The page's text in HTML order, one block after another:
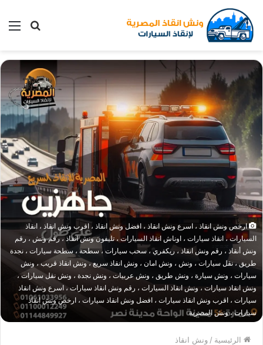
بحث
ارخص ونش انقاذ ، اسرع ونش انقاذ ، افضل ونش انقاذ ، اقرب ونش انقاذ ، انقاذ
السيارات ، انقاذ سيارات ، اوناش انقاذ السيارات ، تليفون ونش انقاذ ، رقم ونش ، رقم
ونش أنقاذ ، رقم ونش انقاذ ، ريكفري ، سحب سيارات ، سطحة ، سطحة سيارات ، نجدة
طريق ، نقل سيارات ، ونش ، ونش امان ، ونش انقاذ سريع ، ونش انقاذ قريب ، ونش
سيارات ، ونش سيارة ، ونش طريق ، ونش عربيات ، ونش نجدة ، ونش نقل سيارات ،
ونش انقاذ سيارات ، ونش انقاذ السيارات ، رقم ونش انقاذ سيارات ، اسرع ونش انقاذ
سيارات ، اقرب ونش انقاذ سيارات ، افضل ونش انقاذ سيارات ، ارخص ونش انقاذ
سيارات ، ونش المصرية
الرئيسية / ونش انقاذ